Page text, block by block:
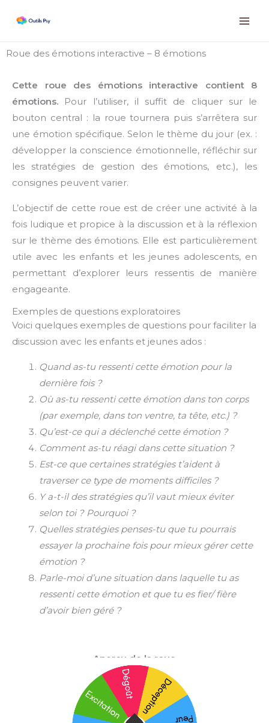
Roue des émotions interactive – 8 émotions
Cette roue des émotions interactive contient 8
émotions. Pour l’utiliser, il suffit de cliquer sur le
bouton central : la roue tournera puis s’arrêtera sur
une émotion spécifique. Selon le thème du jour (ex. :
développer la conscience émotionnelle, réfléchir sur
les stratégies de gestion des émotions, etc.), les
consignes peuvent varier.
L’objectif de cette roue est de créer une activité à la
fois ludique et propice à la discussion et à la réflexion
sur le thème des émotions. Elle est particulièrement
utile avec les enfants et les jeunes adolescents, en
permettant d’explorer leurs ressentis de manière
engageante.
Exemples de questions exploratoires
Voici quelques exemples de questions pour faciliter la
discussion avec les enfants et jeunes ados :
Quand as-tu ressenti cette émotion pour la
dernière fois ?
Où as-tu ressenti cette émotion dans ton corps
(par exemple, dans ton ventre, ta tête, etc.) ?
Qu’est-ce qui a déclenché cette émotion ?
Comment as-tu réagi dans cette situation ?
Est-ce que certaines stratégies t’aident à
traverser ce type de moments difficiles ?
Y a-t-il des stratégies qu’il vaut mieux éviter
selon toi ? Pourquoi ?
Quelles stratégies penses-tu que tu pourrais
essayer la prochaine fois pour mieux gérer cette
émotion ?
Parle-moi d’une situation dans laquelle tu as
ressenti cette émotion et que tu es fier/ fière
d’avoir bien géré ?
Aperçu de la roue